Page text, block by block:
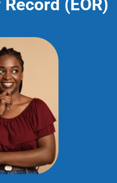
(EOR)